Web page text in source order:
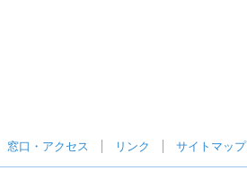
窓口・アクセス リンク サイトマップ